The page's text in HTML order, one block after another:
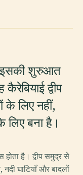
इसकी शुरुआत
द्वीप
के लिए नहीं,
लिए बना है।
है। द्वीप समुद्र से
घाटियाँ और बादलों